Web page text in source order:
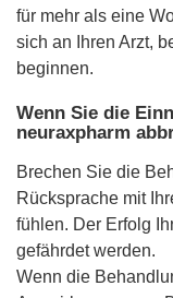
für mehr als eine
sich an Ihren Arzt,
beginnen.
Wenn Sie die
neuraxpharm
Brechen Sie die
Rücksprache mit
fühlen. Der Erfolg
gefährdet werden.
Wenn die